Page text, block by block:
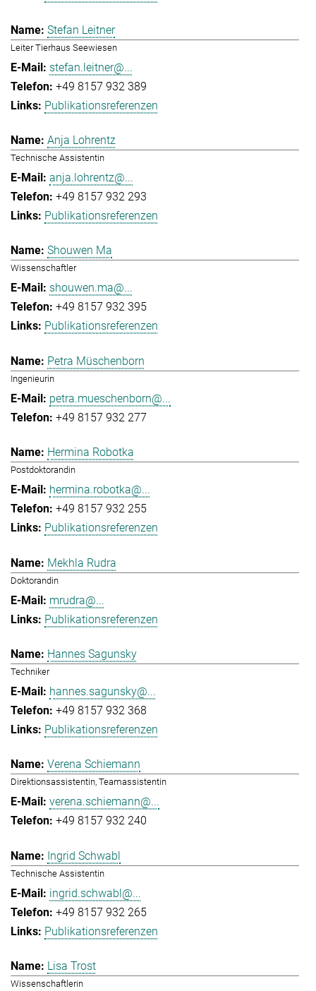
Stefan Leitner
Leiter Tierhaus Seewiesen
stefan.leitner@...
+49 8157 932 389
Publikationsreferenzen
Anja Lohrentz
Technische Assistentin
anja.lohrentz@...
+49 8157 932 293
Publikationsreferenzen
Shouwen Ma
Wissenschaftler
shouwen.ma@...
+49 8157 932 395
Publikationsreferenzen
Petra Müschenborn
Ingenieurin
petra.mueschenborn@...
+49 8157 932 277
Hermina Robotka
Postdoktorandin
hermina.robotka@...
+49 8157 932 255
Publikationsreferenzen
Mekhla Rudra
Doktorandin
mrudra@...
Publikationsreferenzen
Hannes Sagunsky
Techniker
hannes.sagunsky@...
+49 8157 932 368
Publikationsreferenzen
Verena Schiemann
Direktionsassistentin, Teamassistentin
verena.schiemann@...
+49 8157 932 240
Ingrid Schwabl
Technische Assistentin
ingrid.schwabl@...
+49 8157 932 265
Publikationsreferenzen
Lisa Trost
Wissenschaftlerin